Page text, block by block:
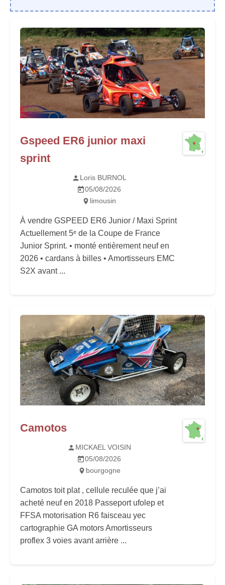
Gspeed ER6 junior maxi
sprint
Loris BURNOL
05/08/2026
limousin
À vendre GSPEED ER6 Junior / Maxi Sprint
Actuellement 5ᵉ de la Coupe de France
Junior Sprint. • monté entièrement neuf en
2026 • cardans à billes • Amortisseurs EMC
S2X avant ...
Camotos
MICKAEL VOISIN
05/08/2026
bourgogne
Camotos toit plat , cellule reculée que j’ai
acheté neuf en 2018 Passeport ufolep et
FFSA motorisation R6 faisceau yec
cartographie GA motors Amortisseurs
proflex 3 voies avant arrière ...